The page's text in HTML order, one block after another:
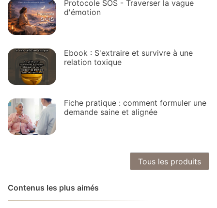
Protocole SOS - Traverser la vague
d'émotion
Ebook : S'extraire et survivre à une
relation toxique
Fiche pratique : comment formuler une
demande saine et alignée
Tous les produits
Contenus les plus aimés